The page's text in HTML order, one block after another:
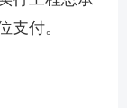
支付。